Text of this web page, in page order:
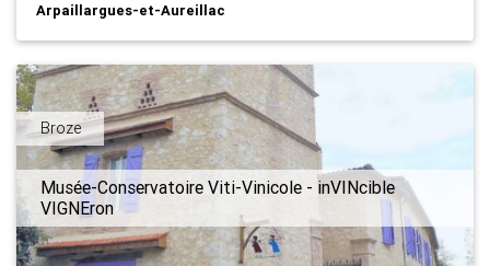
Arpaillargues-et-Aureillac
Broze
Musée-Conservatoire Viti-Vinicole - inVINcible
VIGNEron